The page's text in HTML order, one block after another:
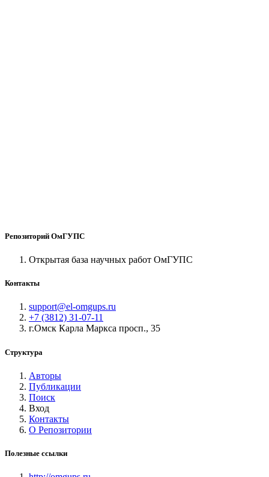
Репозиторий ОмГУПС
Открытая база научных работ ОмГУПС
Контакты
support@el-omgups.ru
+7 (3812) 31-07-11
г.Омск Карла Маркса просп., 35
Структура
Авторы
Публикации
Поиск
Вход
Контакты
О Репозитории
Полезные ссылки